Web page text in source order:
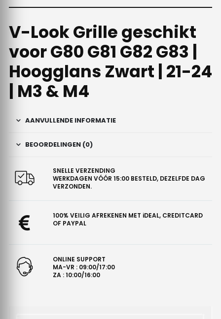
V-Look Grille geschikt
voor G80 G81 G82 G83 |
Hoogglans Zwart | 21-24
| M3 & M4
AANVULLENDE INFORMATIE
BEOORDELINGEN (0)
SNELLE VERZENDING
WERKDAGEN VÓÓR 15:00 BESTELD, DEZELFDE DAG
VERZONDEN.
100% VEILIG AFREKENEN MET iDEAL, CREDITCARD
OF PAYPAL
ONLINE SUPPORT
MA-VR : 09:00/17:00
ZA : 10:00/16:00